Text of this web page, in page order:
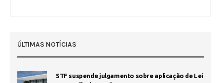
ÚLTIMAS NOTÍCIAS
STF suspende julgamento sobre aplicação de Lei